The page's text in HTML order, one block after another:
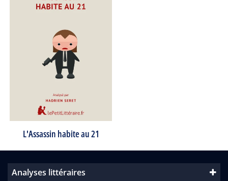
L'Assassin habite au 21
Analyses littéraires